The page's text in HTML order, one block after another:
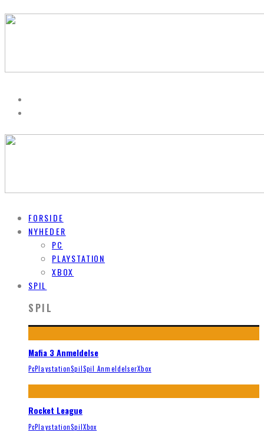
FORSIDE
NYHEDER
PC
PLAYSTATION
XBOX
SPIL
SPIL
Mafia 3 Anmeldelse
PcPlaystationSpilSpil AnmeldelserXbox
Rocket League
PcPlaystationSpilXbox